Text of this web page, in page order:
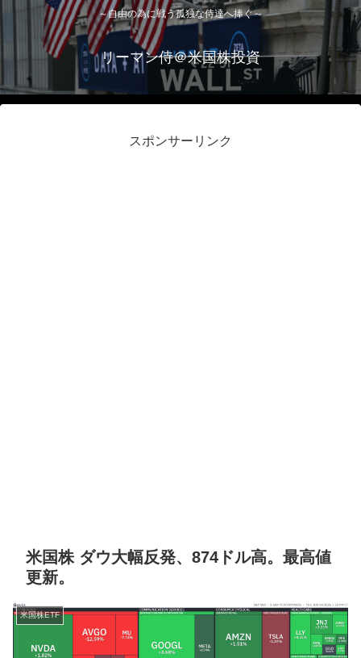
～自由の為に戦う孤独な侍達へ捧ぐ～
リーマン侍＠米国株投資
スポンサーリンク
米国株 ダウ大幅反発、874ドル高。最高値
更新。
米国株ETF